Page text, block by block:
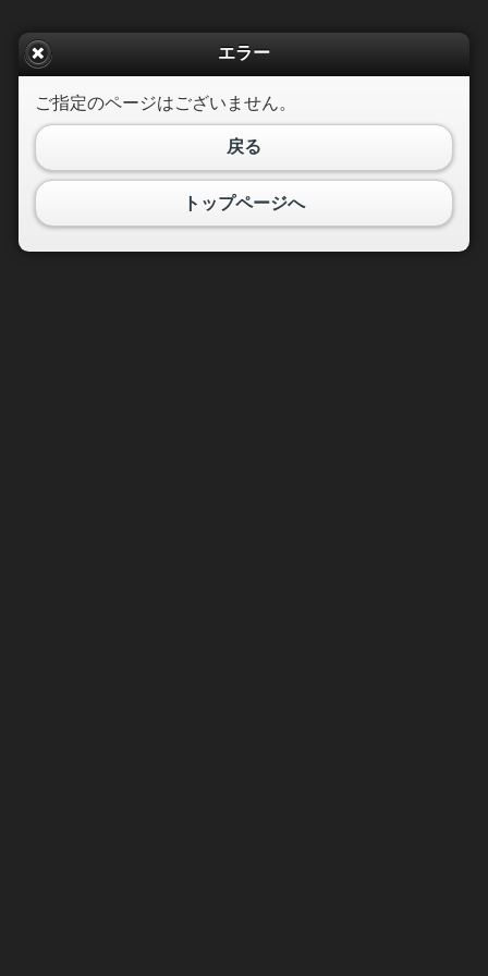
エラー
ご指定のページはございません。
戻る
トップページへ